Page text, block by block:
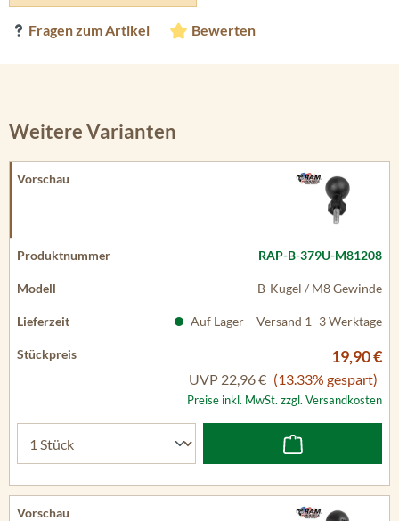
Fragen zum Artikel Bewerten
Weitere Varianten
RAP-B-379U-M81208
B-Kugel / M8 Gewinde
Auf Lager – Versand 1–3 Werktage
19,90 €
UVP 22,96 € (13.33% gespart)
Preise inkl. MwSt. zzgl. Versandkosten